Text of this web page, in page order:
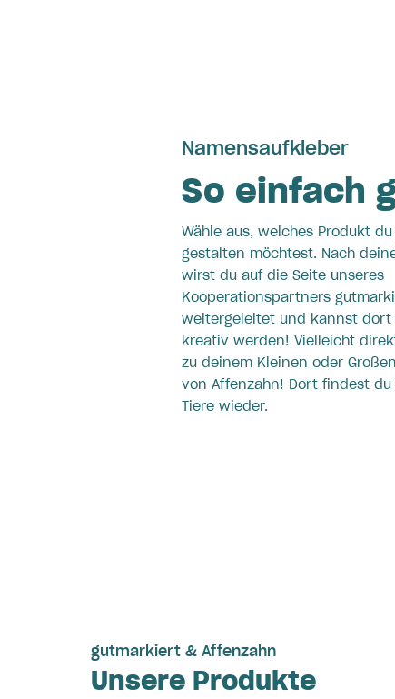
Namensaufkleber
So einfach
Wähle aus, welches Produkt
gestalten möchtest. Nach
wirst du auf die Seite unseres
Kooperationspartners
weitergeleitet und kannst dort
kreativ werden! Vielleicht
zu deinem Kleinen oder
von Affenzahn! Dort findest du
Tiere wieder.
gutmarkiert & Affenzahn
Unsere Produkte